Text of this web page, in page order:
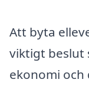
Att byta
viktigt beslut
ekonomi